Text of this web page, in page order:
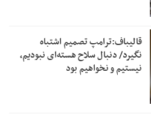
قالیباف:ترامپ تصمیم اشتباه
نگیرد/ دنبال سلاح هسته‌ای نبودیم،
نیستیم و نخواهیم بود